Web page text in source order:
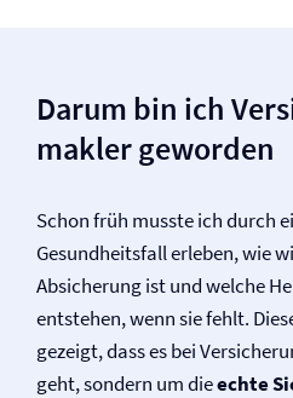
Darum bin ich
makler geworden
Schon früh musste ich durch
Gesundheitsfall erleben, wie
Absicherung ist und welche
entstehen, wenn sie fehlt.
gezeigt, dass es bei
geht, sondern um dieechte